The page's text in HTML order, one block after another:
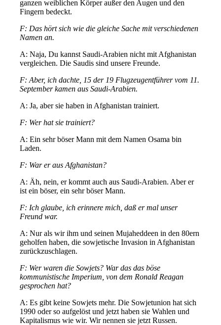
ganzen weiblichen Körper außer den Augen und den
Fingern bedeckt.
F: Das hört sich wie die gleiche Sache mit verschiedenen
Namen an.
A: Naja, Du kannst Saudi-Arabien nicht mit Afghanistan
vergleichen. Die Saudis sind unsere Freunde.
F: Aber, ich dachte, 15 der 19 Flugzeugentführer vom 11.
September kamen aus Saudi-Arabien.
A: Ja, aber sie haben in Afghanistan trainiert.
F: Wer hat sie trainiert?
A: Ein sehr böser Mann mit dem Namen Osama bin
Laden.
F: War er aus Afghanistan?
A: Äh, nein, er kommt auch aus Saudi-Arabien. Aber er
ist ein böser, ein sehr böser Mann.
F: Ich glaube, ich erinnere mich, daß er mal unser
Freund war.
A: Nur als wir ihm und seinen Mujaheddeen in den 80ern
geholfen haben, die sowjetische Invasion in Afghanistan
zurückzuschlagen.
F: Wer waren die Sowjets? War das das böse
kommunistische Imperium, von dem Ronald Reagan
gesprochen hat?
A: Es gibt keine Sowjets mehr. Die Sowjetunion hat sich
1990 oder so aufgelöst und jetzt haben sie Wahlen und
Kapitalismus wie wir. Wir nennen sie jetzt Russen.